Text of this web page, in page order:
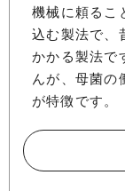
機械に頼るこ
込む製法で、
かかる製法で
んが、母菌の
が特徴です。